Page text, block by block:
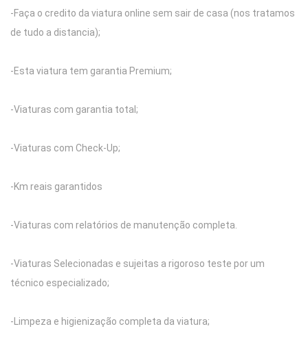
-Faça o credito da viatura online sem sair de casa (nos tratamos
de tudo a distancia);
-Esta viatura tem garantia Premium;
-Viaturas com garantia total;
-Viaturas com Check-Up;
-Km reais garantidos
-Viaturas com relatórios de manutenção completa.
-Viaturas Selecionadas e sujeitas a rigoroso teste por um
técnico especializado;
-Limpeza e higienização completa da viatura;